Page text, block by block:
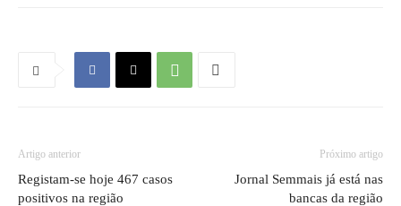
Artigo anterior
Registam-se hoje 467 casos
positivos na região
Próximo artigo
Jornal Semmais já está nas
bancas da região